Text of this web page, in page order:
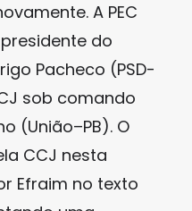
A PEC
do
Pacheco (PSD-
sob comando
(União–PB). O
CCJ nesta
Efraim no texto